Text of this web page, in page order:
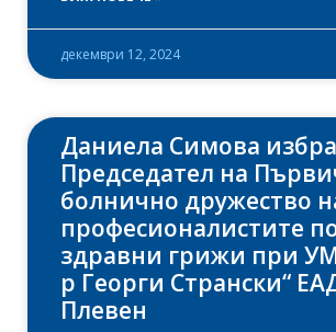
декември 12, 2024
Даниела Симова
Председател на
болнично дружество
професионалистите
здравни грижи при
р Георги Странски“
Плевен